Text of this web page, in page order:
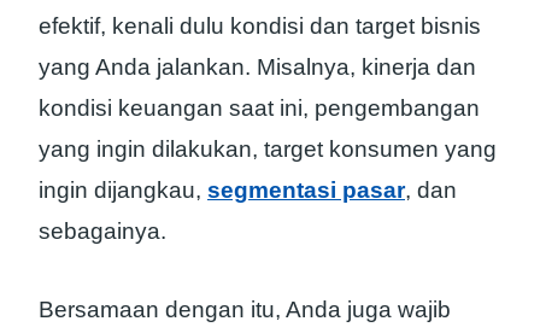
efektif, kenali dulu kondisi dan target bisnis
yang Anda jalankan. Misalnya, kinerja dan
kondisi keuangan saat ini, pengembangan
yang ingin dilakukan, target konsumen yang
ingin dijangkau, segmentasi pasar, dan
sebagainya.
Bersamaan dengan itu, Anda juga wajib